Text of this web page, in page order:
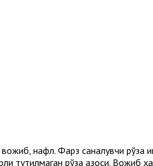
нафл. Фарз саналувчи рўза
тутилмаган рўза қазоси. Вожиб